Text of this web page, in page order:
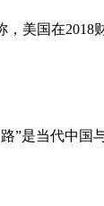
美国在2018
”是当代中国